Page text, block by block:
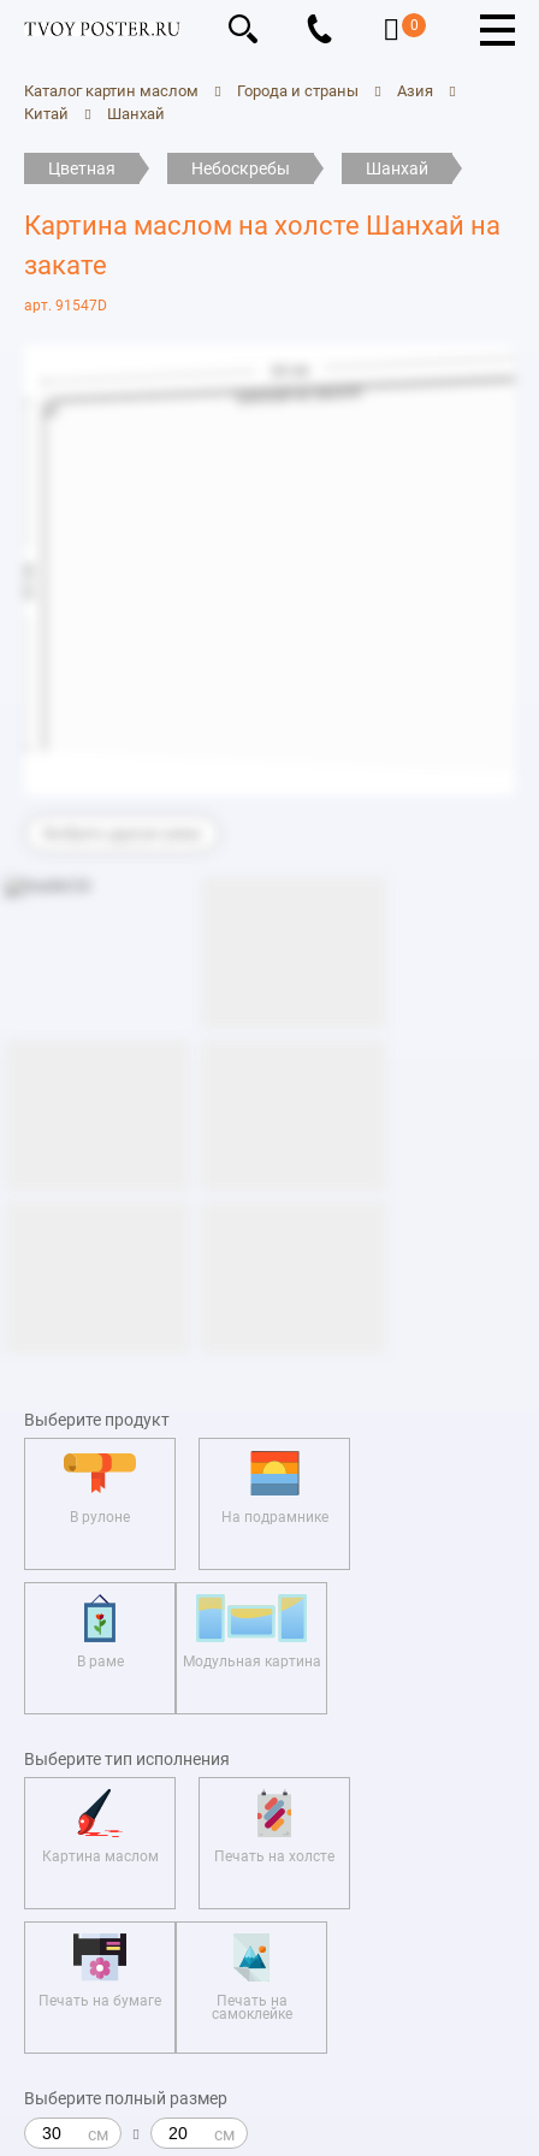
0
Каталог картин маслом Города и страны
Азия
Китай
Шанхай
Цветная Небоскребы Шанхай
Картина маслом на холсте Шанхай на
закате
арт. 91547D
Выберите продукт
В рулоне На подрамнике
В раме Модульная картина
Выберите тип исполнения
Картина маслом Печать на холсте
Печать на бумаге Печать на
самоклейке
Выберите полный размер